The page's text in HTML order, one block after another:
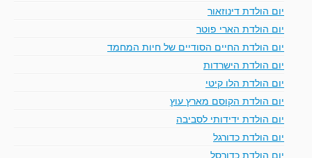
יום הולדת דינוזאור
יום הולדת הארי פוטר
יום הולדת החיים הסודיים של חיות המחמד
יום הולדת הישרדות
יום הולדת הלו קיטי
יום הולדת הקוסם מארץ עוץ
יום הולדת ידידותי לסביבה
יום הולדת כדורגל
יום הולדת כדורסל